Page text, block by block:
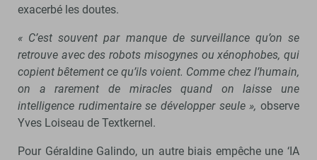
exacerbé les doutes.
« C’est souvent par manque de surveillance qu’on se
retrouve avec des robots misogynes ou xénophobes, qui
copient bêtement ce qu’ils voient. Comme chez l’humain,
on a rarement de miracles quand on laisse une
intelligence rudimentaire se développer seule », observe
Yves Loiseau de Textkernel.
Pour Géraldine Galindo, un autre biais empêche une ‘IA